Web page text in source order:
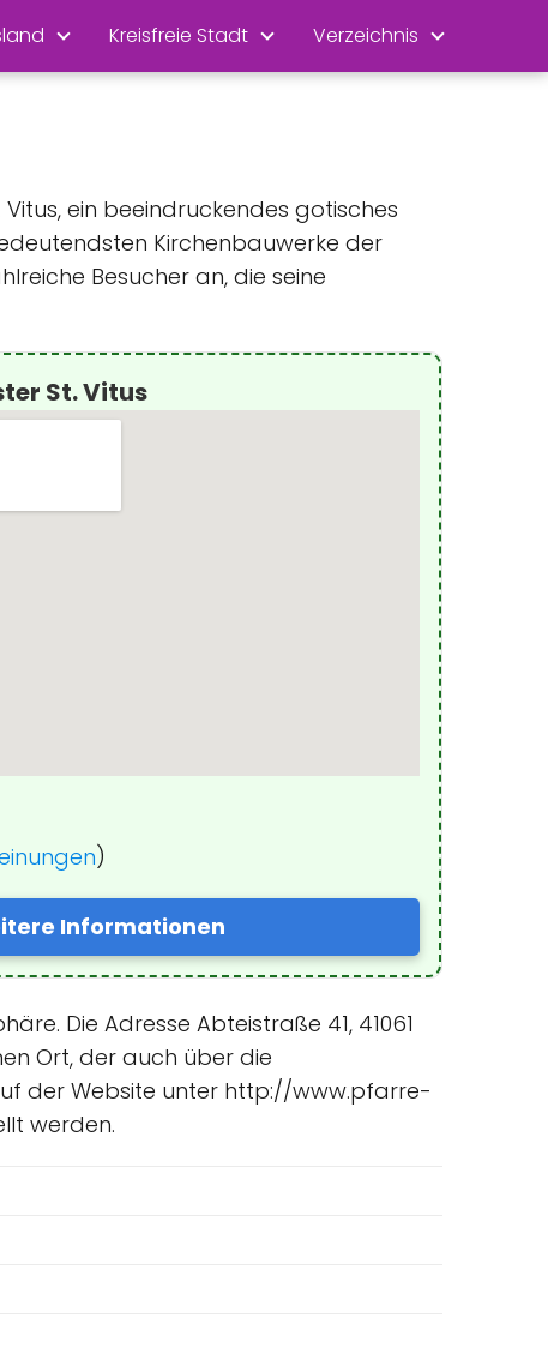
Kreisfreie Stadt Verzeichnis
ein beeindruckendes gotisches
Kirchenbauwerke der
Besucher an, die seine
St. Vitus
)
Informationen
Die Adresse Abteistraße 41, 41061
Ort, der auch über die
der Website unter http://www.pfarre-
werden.